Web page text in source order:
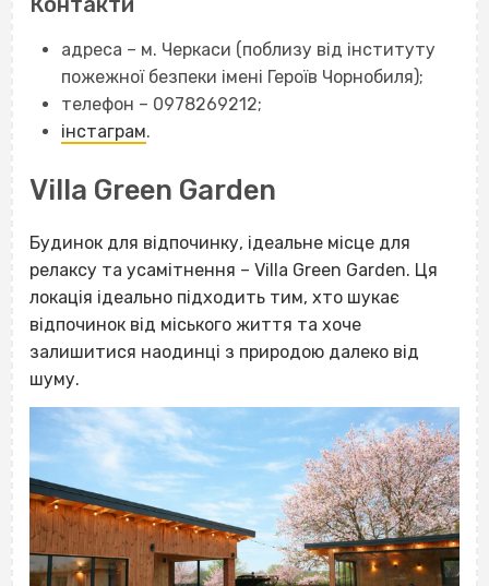
адреса – м. Черкаси (поблизу від інституту
пожежної безпеки імені Героїв Чорнобиля);
телефон – 0978269212;
інстаграм.
Villa Green Garden
Будинок для відпочинку, ідеальне місце для
релаксу та усамітнення – Villa Green Garden. Ця
локація ідеально підходить тим, хто шукає
відпочинок від міського життя та хоче
залишитися наодинці з природою далеко від
шуму.